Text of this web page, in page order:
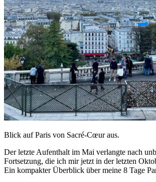
Blick auf Paris von Sacré-Cœur aus.
Der letzte Aufenthalt im Mai verlangte nach
Fortsetzung, die ich mir jetzt in der letzten
Ein kompakter Überblick über meine 8 Tage